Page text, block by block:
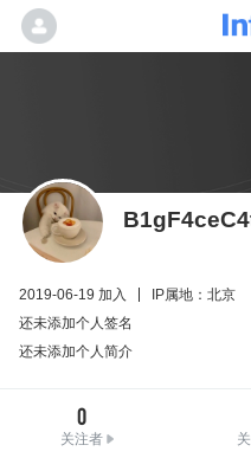
2019-06-19 加入
IP属地：北京
还未添加个人签名
还未添加个人简介
0
关注者